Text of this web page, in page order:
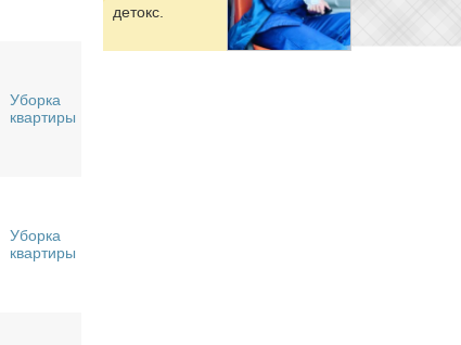
де­токс.
Уборка
квартиры
Уборка
квартиры